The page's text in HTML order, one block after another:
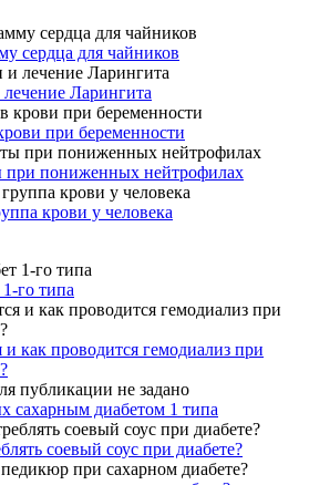
сердца для чайников
Ларингита
при беременности
пониженных нейтрофилах
крови у человека
го типа
и как проводится гемодиализ при
сахарным диабетом 1 типа
соевый соус при диабете?